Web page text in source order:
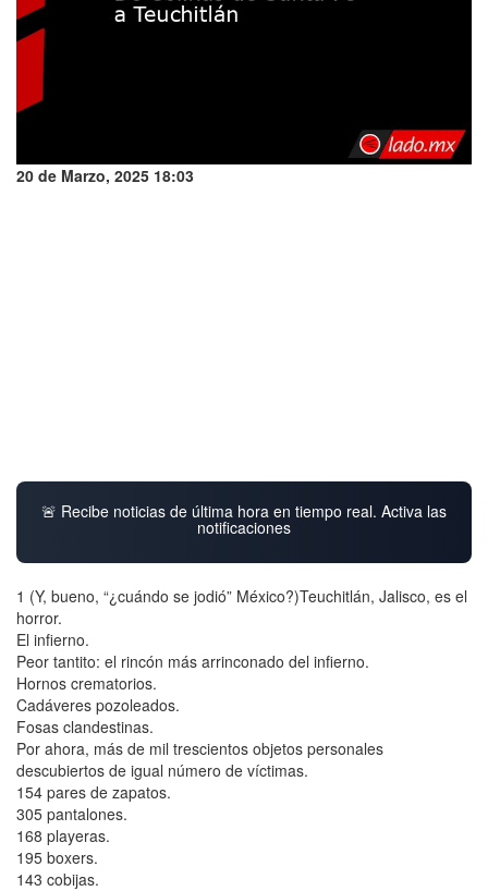
20 de Marzo, 2025 18:03
🚨 Recibe noticias de última hora en tiempo real. Activa las
notificaciones
1 (Y, bueno, “¿cuándo se jodió” México?)Teuchitlán, Jalisco, es el
horror.
El infierno.
Peor tantito: el rincón más arrinconado del infierno.
Hornos crematorios.
Cadáveres pozoleados.
Fosas clandestinas.
Por ahora, más de mil trescientos objetos personales
descubiertos de igual número de víctimas.
154 pares de zapatos.
305 pantalones.
168 playeras.
195 boxers.
143 cobijas.